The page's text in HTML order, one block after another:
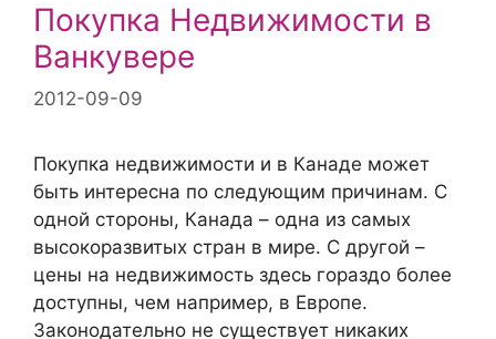
Покупка Недвижимости в
Ванкувере
2012-09-09
Покупка недвижимости и в Канаде может
быть интересна по следующим причинам. С
одной стороны, Канада – одна из самых
высокоразвитых стран в мире. С другой –
цены на недвижимость здесь гораздо более
доступны, чем например, в Европе.
Законодательно не существует никаких